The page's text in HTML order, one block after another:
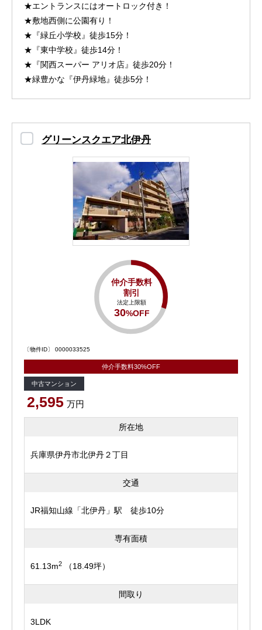
★エントランスにはオートロック付き！
★敷地西側に公園有り！
★『緑丘小学校』徒歩15分！
★『東中学校』徒歩14分！
★『関西スーパー アリオ店』徒歩20分！
★緑豊かな『伊丹緑地』徒歩5分！
グリーンスクエア北伊丹
仲介手数料
割引
法定上限額
30%OFF
〔物件ID〕 0000033525
仲介手数料30%OFF
中古マンション
2,595 万円
所在地
兵庫県伊丹市北伊丹２丁目
交通
JR福知山線「北伊丹」駅 徒歩10分
専有面積
61.13m2 （18.49坪）
間取り
3LDK